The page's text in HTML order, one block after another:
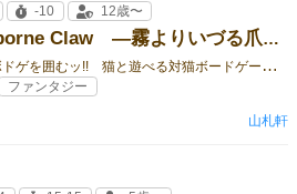
[Mistborne Claw ―霧よりいづる爪―]
ね
ことボドゲを囲むッ!! 猫と遊べる対猫ボードゲーム。PvC（プレイヤーヴァーサスキャット）体験をあなたに！
-10 12歳〜
ファンタジー
山札軒